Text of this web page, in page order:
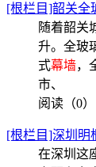
[根栏目]韶关全
随着韶关
升。全玻
式幕墙，
市、
阅读（0）
[根栏目]深圳明
在深圳这